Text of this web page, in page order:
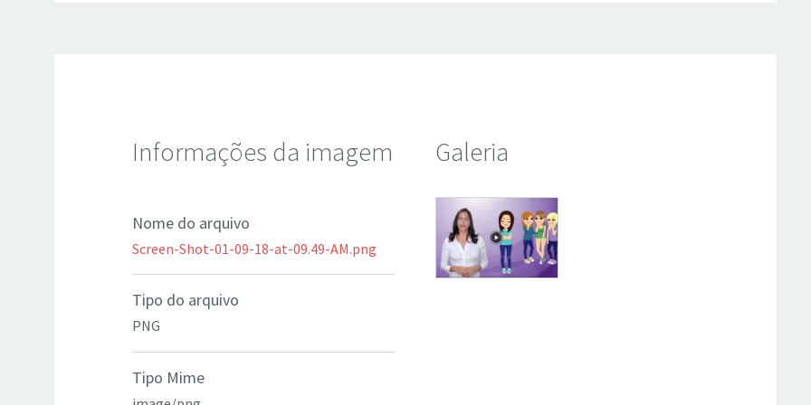
Informações da imagem
Nome do arquivo
Screen-Shot-01-09-18-at-09.49-AM.png
Tipo do arquivo
PNG
Tipo Mime
Galeria